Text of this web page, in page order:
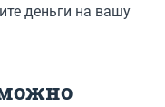
деньги на вашу